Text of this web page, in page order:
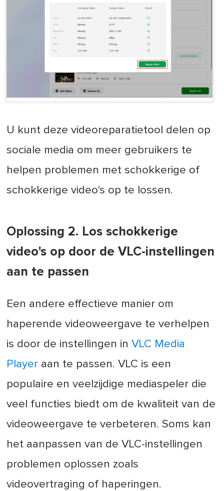
U kunt deze videoreparatietool delen op
sociale media om meer gebruikers te
helpen problemen met schokkerige of
schokkerige video's op te lossen.
Oplossing 2. Los schokkerige
video's op door de VLC-instellingen
aan te passen
Een andere effectieve manier om
haperende videoweergave te verhelpen
is door de instellingen inVLC Media
Player aan te passen. VLC is een
populaire en veelzijdige mediaspeler die
veel functies biedt om de kwaliteit van de
videoweergave te verbeteren. Soms kan
het aanpassen van de VLC-instellingen
problemen oplossen zoals
videovertraging of haperingen.